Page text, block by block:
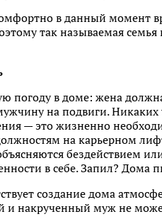
в данный момент
так называемая
в доме: жена
на подвиги.
— это жизненно
на карьерном
бездействием
в себе. Запил? Дома
создание дома
и накрученный муж не